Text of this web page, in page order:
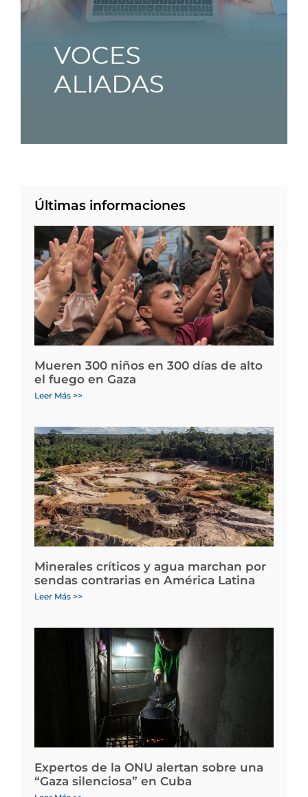
Últimas informaciones
Mueren 300 niños en 300 días de alto
el fuego en Gaza
Leer Más >>
Minerales críticos y agua marchan por
sendas contrarias en América Latina
Leer Más >>
Expertos de la ONU alertan sobre una
“Gaza silenciosa” en Cuba